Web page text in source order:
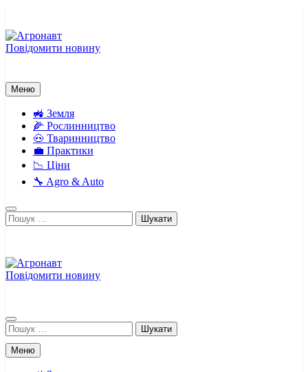
вмісту
Повідомити новину
Меню
🚜 Земля
🌽 Рослинництво
🐽 Тваринництво
💼 Практики
📉 Ціни
🔧 Agro & Auto
Пошук:
Повідомити новину
Пошук:
Меню